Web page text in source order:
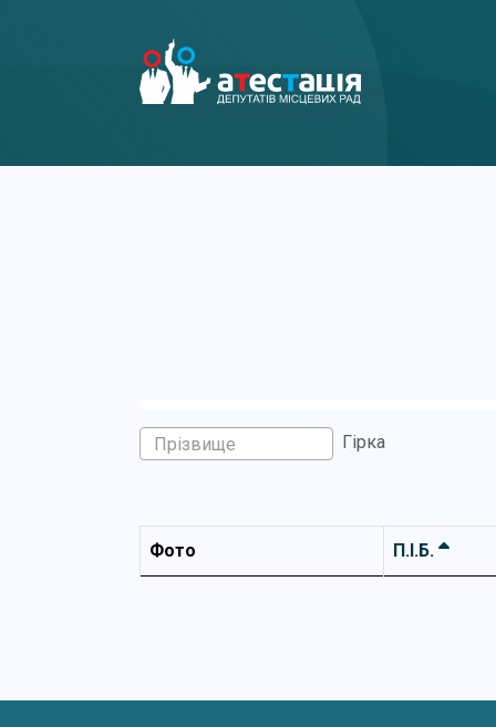
Гірка
Фото П.І.Б.